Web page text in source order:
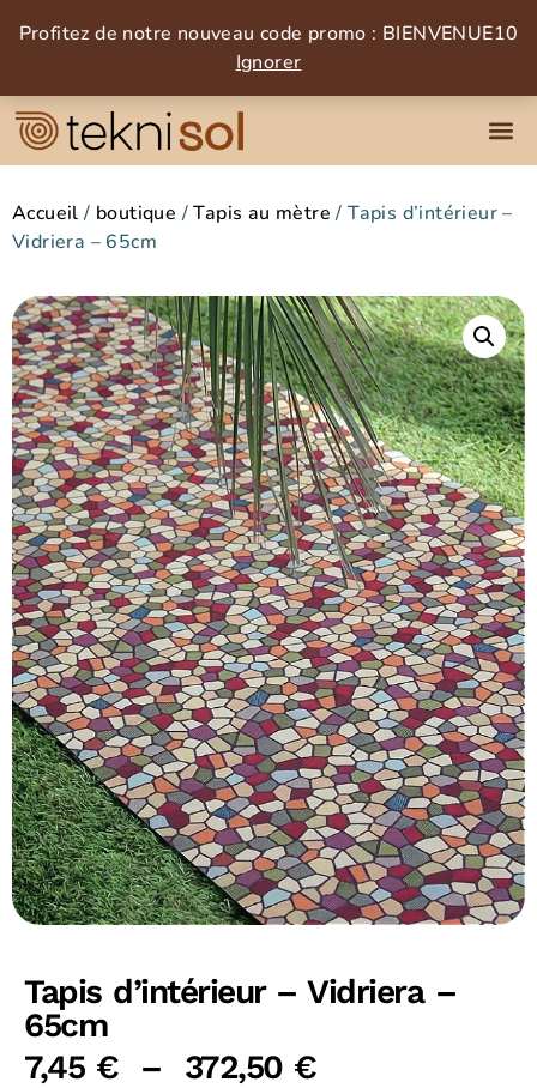
Profitez de notre nouveau code promo : BIENVENUE10
Ignorer
Accueil / boutique /Tapis au mètre / Tapis d’intérieur –
Vidriera – 65cm
Tapis d’intérieur – Vidriera –
65cm
7,45 € – 372,50 €